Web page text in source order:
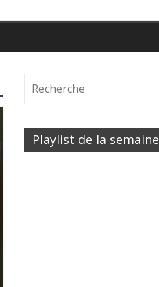
Playlist de la semaine